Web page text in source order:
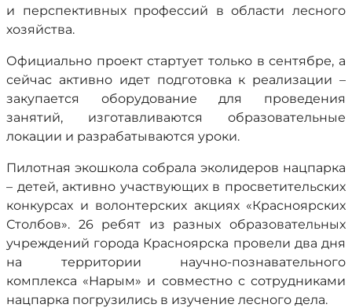
и перспективных профессий в области лесного
хозяйства.
Официально проект стартует только в сентябре, а
сейчас активно идет подготовка к реализации –
закупается оборудование для проведения
занятий, изготавливаются образовательные
локации и разрабатываются уроки.
Пилотная экошкола собрала эколидеров нацпарка
– детей, активно участвующих в просветительских
конкурсах и волонтерских акциях «Красноярских
Столбов». 26 ребят из разных образовательных
учреждений города Красноярска провели два дня
на территории научно-познавательного
комплекса «Нарым» и совместно с сотрудниками
нацпарка погрузились в изучение лесного дела.